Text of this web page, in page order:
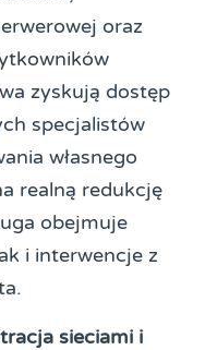
oraz
zyskują dostęp
specjalistów
własnego
realną redukcję
obejmuje
i interwencje z
sieciami i